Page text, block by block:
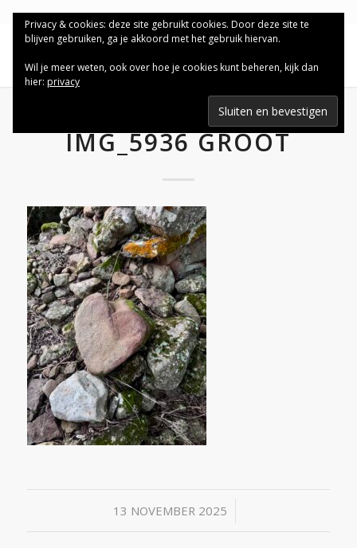
IMG_5936 GROOT
13 NOVEMBER 2025
/
Privacy & cookies: deze site gebruikt cookies. Door deze site te
blijven gebruiken, ga je akkoord met het gebruik hiervan.
Wil je meer weten, ook over hoe je cookies kunt beheren, kijk dan
hier: privacy